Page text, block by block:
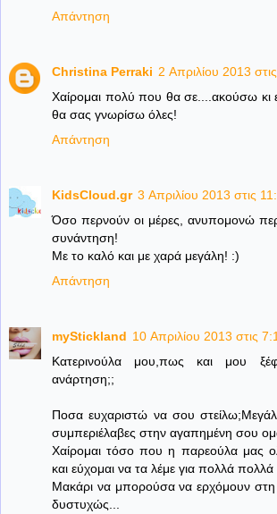
Απάντηση
Christina Perraki 2 Απριλίου 2013
Χαίρομαι πολύ που θα σε....ακούσω κι
θα σας γνωρίσω όλες!
Απάντηση
KidsCloud.gr 3 Απριλίου 2013 στις
Όσο περνούν οι μέρες, ανυπομονώ
συνάντηση!
Με το καλό και με χαρά μεγάλη! :)
Απάντηση
myStickland 10 Απριλίου 2013 στις
Kατερινούλα μου,πως και μου
ανάρτηση;;
Ποσα ευχαριστώ να σου
συμπεριέλαβες στην αγαπημένη σου
Χαίρομαι τόσο που η παρεούλα μας
και εύχομαι να τα λέμε για πολλά
Μακάρι να μπορούσα να ερχόμουν
δυστυχώς...